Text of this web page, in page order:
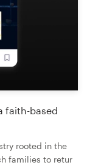
faith-based
rooted in the
families to retur